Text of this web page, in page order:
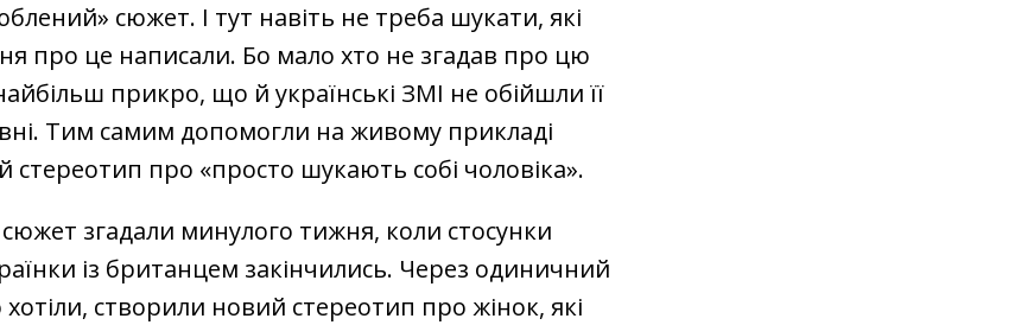
сюжет. І тут навіть не треба шукати, які
про це написали. Бо мало хто не згадав про цю
прикро, що й українські ЗМІ не обійшли її
Тим самим допомогли на живому прикладі
стереотип про «просто шукають собі чоловіка».
згадали минулого тижня, коли стосунки
із британцем закінчились. Через одиничний
хотіли, створили новий стереотип про жінок, які